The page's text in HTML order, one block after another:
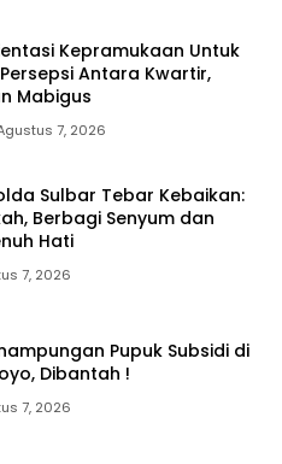
Kepramukaan Untuk
Antara Kwartir,
Mabigus
7, 2026
Sulbar Tebar Kebaikan:
Berbagi Senyum dan
Hati
7, 2026
Pupuk Subsidi di
Dibantah !
7, 2026